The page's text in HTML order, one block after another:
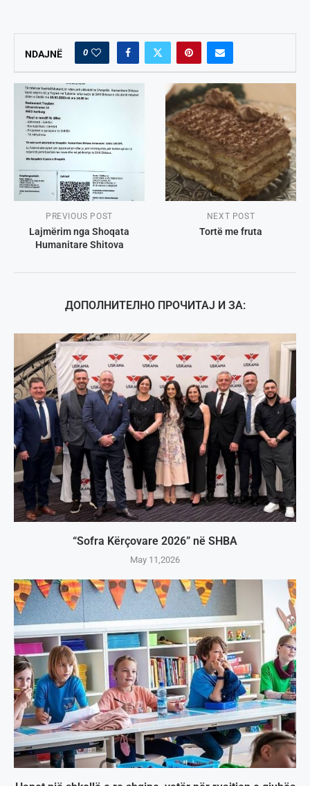
NDAJNË 0
PREVIOUS POST
Lajmërim nga Shoqata
Humanitare Shitova
NEXT POST
Tortë me fruta
ДОПОЛНИТЕЛНО ПРОЧИТАЈ И ЗА:
“Sofra Kërçovare 2026” në SHBA
May 11,2026